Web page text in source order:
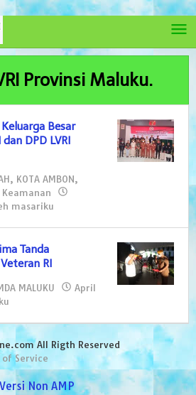
Provinsi Maluku.
Besar
DPD LVRI
, KOTA AMBON,
masariku
Tanda
RI
MALUKU
April
All Rigth Reserved
of Service
Versi Non AMP